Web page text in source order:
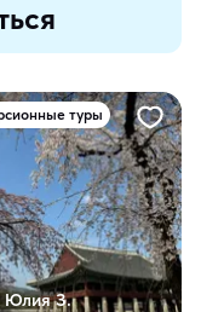
туры
Юлия З.